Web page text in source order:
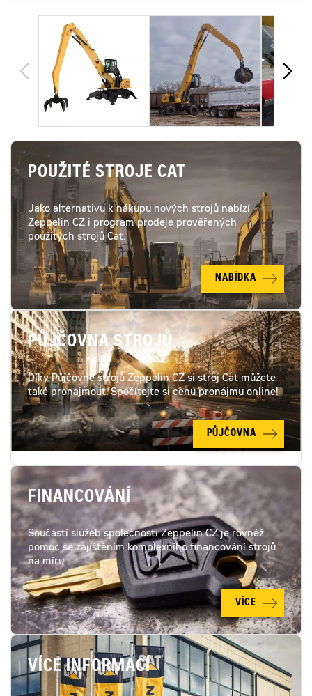
POUŽITÉ STROJE CAT
Jako alternativu k nákupu nových strojů nabízí
Zeppelin CZ i program prodeje prověřených
použitých strojů Cat.
NABÍDKA
PŮJČOVNA STROJŮ
Díky Půjčovně strojů Zeppelin CZ si stroj Cat můžete
také pronajmout. Spočítejte si cenu pronájmu online!
PŮJČOVNA
FINANCOVÁNÍ
Součástí služeb společnosti Zeppelin CZ je rovněž
pomoc se zajištěním komplexního financování strojů
na míru.
VÍCE
VÍCE INFORMACÍ